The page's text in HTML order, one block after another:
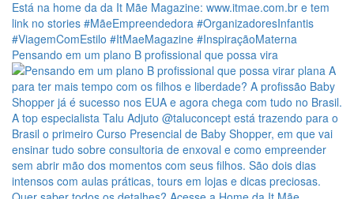
Pensando em um plano B profissional que possa vira